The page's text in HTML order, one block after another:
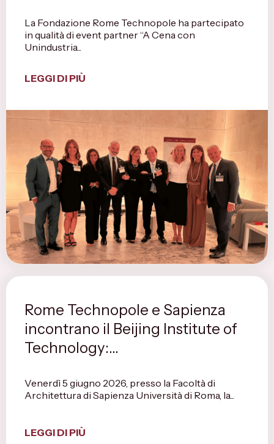
La Fondazione Rome Technopole ha partecipato
in qualità di event partner “A Cena con
Unindustria...
LEGGI DI PIÙ
Rome Technopole e Sapienza
incontrano il Beijing Institute of
Technology:...
Venerdì 5 giugno 2026, presso la Facoltà di
Architettura di Sapienza Università di Roma, la...
LEGGI DI PIÙ